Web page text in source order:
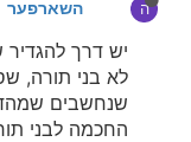
ה השארפער
יש דרך
לא בני תורה,
שנחשבים
החכמה לבני